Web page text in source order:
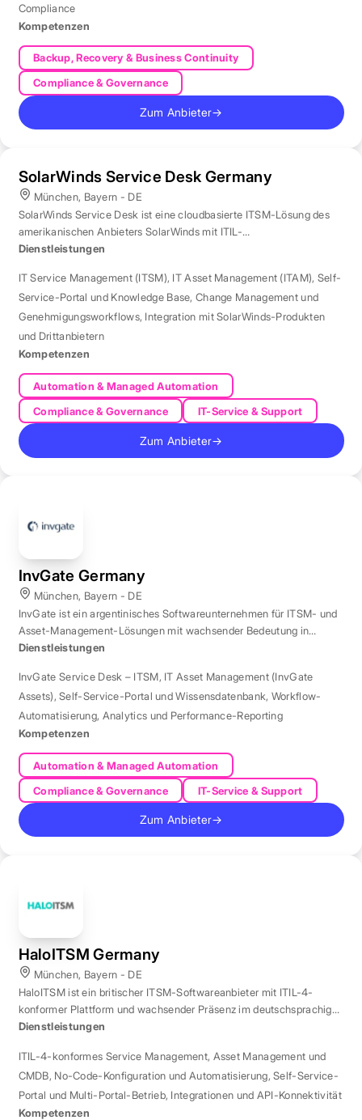
Compliance
Kompetenzen
Backup, Recovery & Business Continuity
Compliance & Governance
Zum Anbieter→
SolarWinds Service Desk Germany
München, Bayern - DE
SolarWinds Service Desk ist eine cloudbasierte ITSM-Lösung des
amerikanischen Anbieters SolarWinds mit ITIL-
Prozessunterstützung.
Dienstleistungen
IT Service Management (ITSM), IT Asset Management (ITAM), Self-
Service-Portal und Knowledge Base, Change Management und
Genehmigungsworkflows, Integration mit SolarWinds-Produkten
und Drittanbietern
Kompetenzen
Automation & Managed Automation
Compliance & Governance
IT-Service & Support
Zum Anbieter→
InvGate Germany
München, Bayern - DE
InvGate ist ein argentinisches Softwareunternehmen für ITSM- und
Asset-Management-Lösungen mit wachsender Bedeutung in
Europa.
Dienstleistungen
InvGate Service Desk – ITSM, IT Asset Management (InvGate
Assets),Self-Service-Portal und Wissensdatenbank, Workflow-
Automatisierung, Analytics und Performance-Reporting
Kompetenzen
Automation & Managed Automation
Compliance & Governance
IT-Service & Support
Zum Anbieter→
HaloITSM Germany
München, Bayern - DE
HaloITSM ist ein britischer ITSM-Softwareanbieter mit ITIL-4-
konformer Plattform und wachsender Präsenz im deutschsprachigen
Markt.
Dienstleistungen
ITIL-4-konformes Service Management, Asset Management und
CMDB, No-Code-Konfiguration und Automatisierung,Self-Service-
Portal und Multi-Portal-Betrieb, Integrationen und API-Konnektivität
Kompetenzen